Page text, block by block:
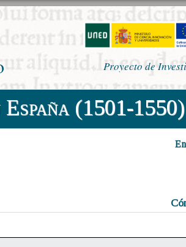
Proyecto de
(1501-1550)